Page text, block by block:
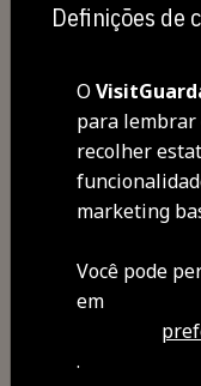
Café
M/12
Entrada
Org.: CMG/
Comprar Bilhete
Definições de
O
para lembrar
recolher
marketing
Você pode
em
.